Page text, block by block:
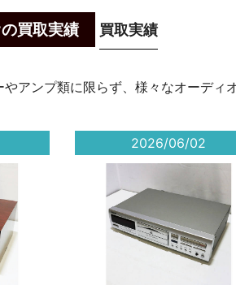
買取実績 買取実績
アンプ類に限らず、様々なオーディ
2026/06/02